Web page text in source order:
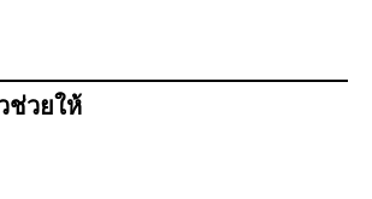
ช่วยให้